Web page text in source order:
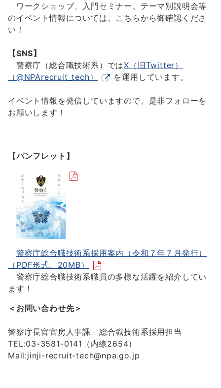
ワークショップ、入門セミナー、テーマ別説明会等
のイベント情報については、こちらから御確認くださ
い！
【SNS】
警察庁（総合職技術系）ではX（旧Twitter）
（@NPArecruit_tech）
を運用しています。
イベント情報を発信していますので、是非フォローを
お願いします！
【パンフレット】
警察庁総合職技術系採用案内（令和７年７月発行）
（PDF形式、20MB）
警察庁総合職技術系職員の多様な活躍を紹介してい
ます！
＜お問い合わせ先＞
警察庁長官官房人事課 総合職技術系採用担当
TEL:03-3581-0141（内線2654）
Mail:jinji-recruit-tech@npa.go.jp